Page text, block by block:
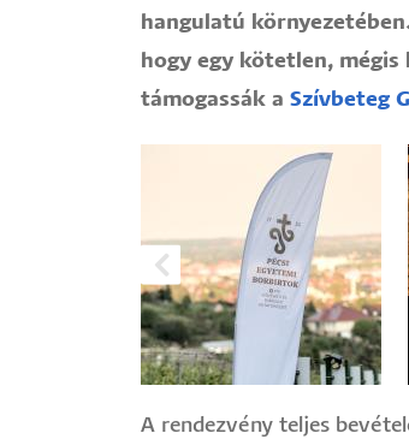
hangulatú
hogy egy kötetlen,
támogassák a Szívbeteg
A rendezvény teljes